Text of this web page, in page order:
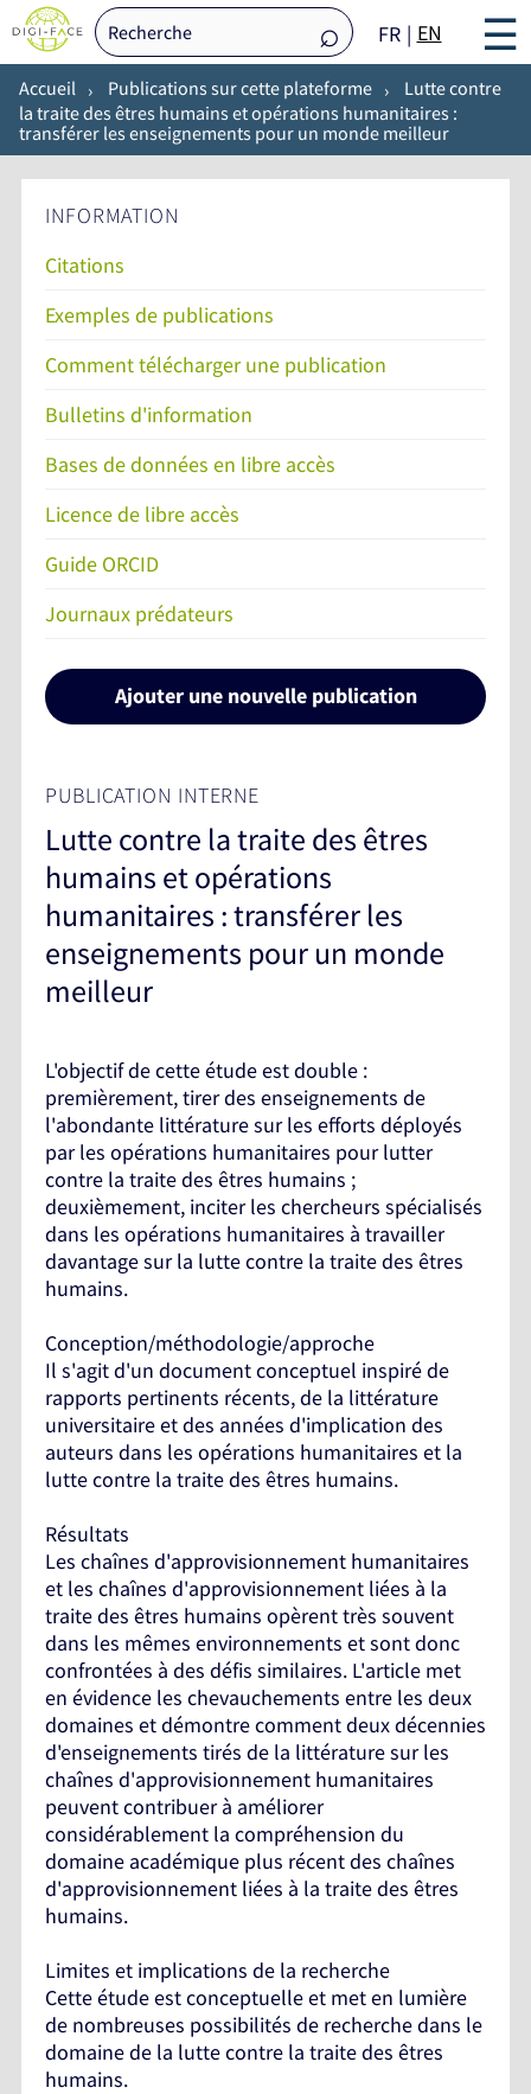
FR EN ☰
Accueil Publications sur cette plateforme
Lutte contre
la traite des êtres humains et opérations humanitaires :
transférer les enseignements pour un monde meilleur
INFORMATION
Citations
Exemples de publications
Comment télécharger une publication
Bulletins d'information
Bases de données en libre accès
Licence de libre accès
Guide ORCID
Journaux prédateurs
Ajouter une nouvelle publication
PUBLICATION INTERNE
Lutte contre la traite des êtres
humains et opérations
humanitaires : transférer les
enseignements pour un monde
meilleur
L'objectif de cette étude est double :
premièrement, tirer des enseignements de
l'abondante littérature sur les efforts déployés
par les opérations humanitaires pour lutter
contre la traite des êtres humains ;
deuxièmement, inciter les chercheurs spécialisés
dans les opérations humanitaires à travailler
davantage sur la lutte contre la traite des êtres
humains.
Conception/méthodologie/approche
Il s'agit d'un document conceptuel inspiré de
rapports pertinents récents, de la littérature
universitaire et des années d'implication des
auteurs dans les opérations humanitaires et la
lutte contre la traite des êtres humains.
Résultats
Les chaînes d'approvisionnement humanitaires
et les chaînes d'approvisionnement liées à la
traite des êtres humains opèrent très souvent
dans les mêmes environnements et sont donc
confrontées à des défis similaires. L'article met
en évidence les chevauchements entre les deux
domaines et démontre comment deux décennies
d'enseignements tirés de la littérature sur les
chaînes d'approvisionnement humanitaires
peuvent contribuer à améliorer
considérablement la compréhension du
domaine académique plus récent des chaînes
d'approvisionnement liées à la traite des êtres
humains.
Limites et implications de la recherche
Cette étude est conceptuelle et met en lumière
de nombreuses possibilités de recherche dans le
domaine de la lutte contre la traite des êtres
humains.